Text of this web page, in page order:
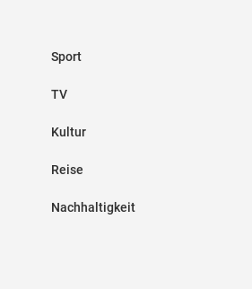
Sport
TV
Kultur
Reise
Nachhaltigkeit